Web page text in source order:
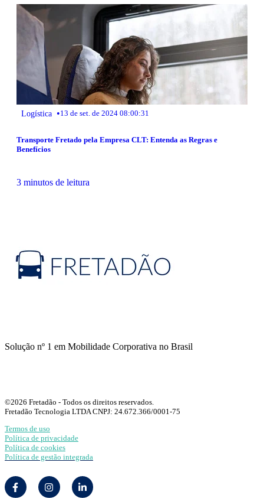
Logística •13 de set. de 2024 08:00:31
Transporte Fretado pela Empresa CLT: Entenda as Regras e
Benefícios
3 minutos de leitura
Solução nº 1 em Mobilidade Corporativa no Brasil
©2026 Fretadão - Todos os direitos reservados.
Fretadão Tecnologia LTDA CNPJ: 24.672.366/0001-75
Termos de uso
Política de privacidade
Política de cookies
Política de gestão integrada